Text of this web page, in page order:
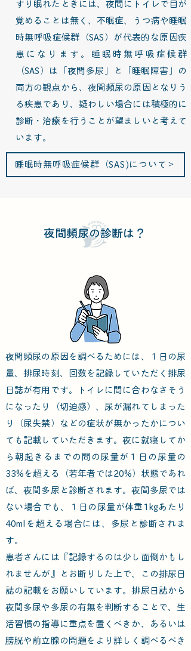
すり眠れたときには、夜間にトイレで目が
覚めることは無く、不眠症、うつ病や睡眠
時無呼吸症候群（SAS）が代表的な原因疾
患になります。睡眠時無呼吸症候群
（SAS）は「夜間多尿」と「睡眠障害」の
両方の観点から、夜間頻尿の原因となりう
る疾患であり、疑わしい場合には積極的に
診断・治療を行うことが望ましいと考えて
います。
睡眠時無呼吸症候群（SAS)について＞
​夜間頻尿の診断は？
夜間頻尿の原因を調べるためには、１日の尿
量、排尿時刻、回数を記録していただく排尿
日誌が有用です。トイレに間に合わなさそう
になったり（切迫感）、尿が漏れてしまった
り（尿失禁）などの症状が無かったかについ
ても記載していただきます。夜に就寝してか
ら朝起きるまでの間の尿量が１日の尿量の
33%を超える（若年者では20%）状態であれ
ば、夜間多尿と診断されます。夜間多尿では
ない場合でも、１日の尿量が体重1kgあたり
40mlを超える場合には、多尿と診断されま
す。
患者さんには『記録するのは少し面倒かもし
れませんが』とお断りした上で、この排尿日
誌の記載をお願いしています。排尿日誌から
夜間多尿や多尿の有無を判断することで、生
活習慣の指導に重点を置くべきか、あるいは
膀胱や前立腺の問題をより詳しく調べるべき